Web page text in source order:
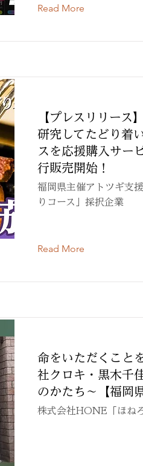
Read More
【プレスリリース
研究してたどり着
スを応援購入サー
行販売開始！
福岡県主催アトツギ支
りコース」採択企業
Read More
命をいただくこと
社クロキ・黒木千
のかたち〜【福岡
株式会社HONE「ほね